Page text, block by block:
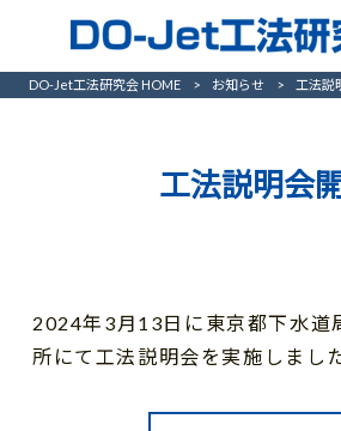
DO-Jet工法研究会 HOME > お知らせ > 工法説
工法説明会
2024年3月13日に東京都下水道
所にて工法説明会を実施しまし